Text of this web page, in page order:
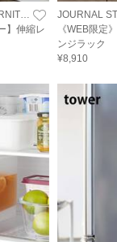
】伸縮レ
《WEB限定
ンジラック
¥8,910